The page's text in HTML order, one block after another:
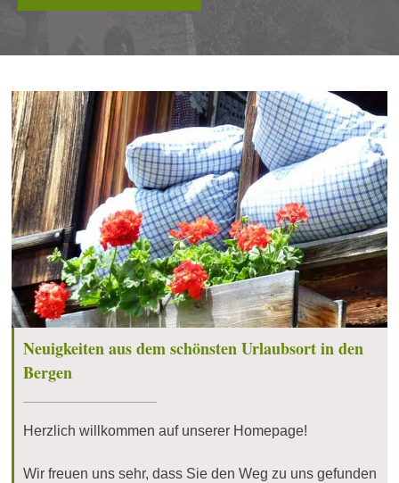
Neuigkeiten aus dem schönsten Urlaubsort in den
Bergen
Herzlich willkommen auf unserer Homepage!
Wir freuen uns sehr, dass Sie den Weg zu uns gefunden